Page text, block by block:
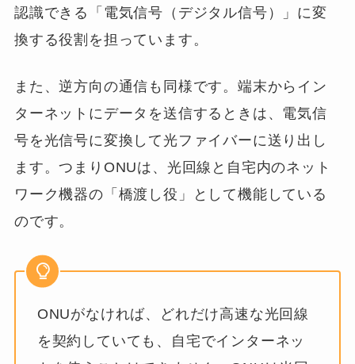
認識できる「電気信号（デジタル信号）」に変
換する役割を担っています。
また、逆方向の通信も同様です。端末からイン
ターネットにデータを送信するときは、電気信
号を光信号に変換して光ファイバーに送り出し
ます。つまりONUは、光回線と自宅内のネット
ワーク機器の「橋渡し役」として機能している
のです。
ONUがなければ、どれだけ高速な光回線
を契約していても、自宅でインターネッ